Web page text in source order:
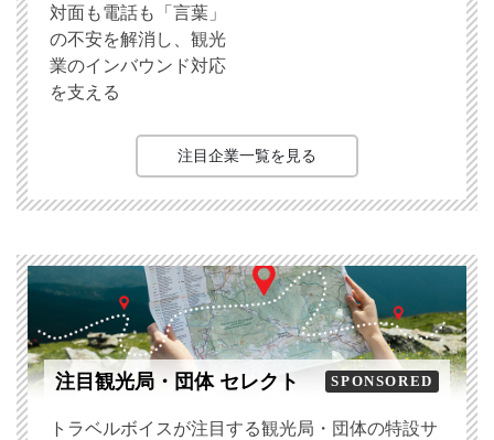
対面も電話も「言葉」
の不安を解消し、観光
業のインバウンド対応
を支える
注目企業一覧を見る
注目観光局・団体 セレクト SPONSORED
トラベルボイスが注目する観光局・団体の特設サ